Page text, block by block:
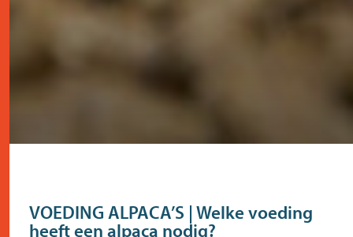
VOEDING ALPACA’S | Welke voeding
heeft een alpaca nodig?